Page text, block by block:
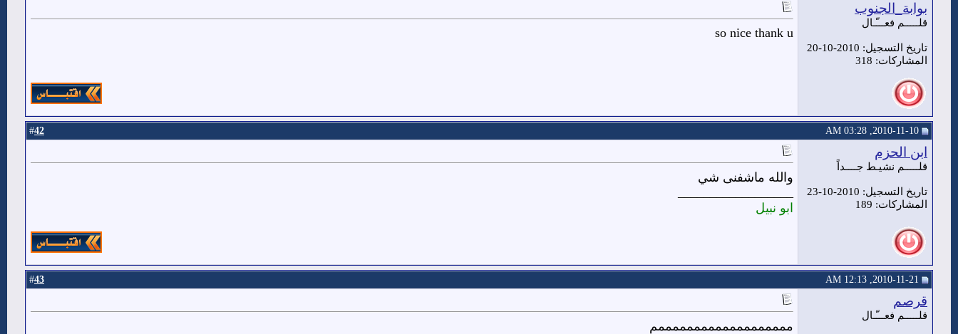
بوابة_الجنوب
قلـــــم فعـــّـال
تاريخ التسجيل: 2010-10-20
المشاركات: 318
so nice thank u
42
ابن الحزم
قلـــــم نشيـط جــــداً
تاريخ التسجيل: 2010-10-23
المشاركات: 189
والله ماشفنى شي
ابو نبيل
43
قرصم
قلـــــم فعـــّـال
مممممممممممممممممممم